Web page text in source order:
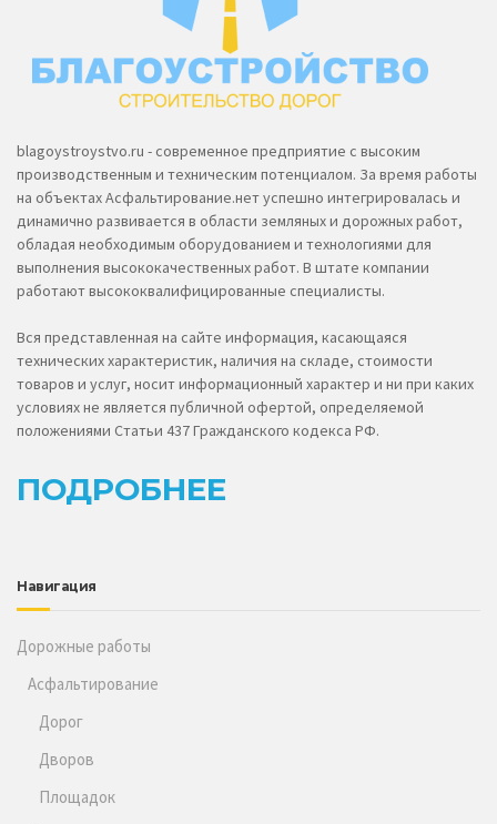
blagoystroystvo.ru - современное предприятие с высоким
производственным и техническим потенциалом. За время работы
на объектах Асфальтирование.нет успешно интегрировалась и
динамично развивается в области земляных и дорожных работ,
обладая необходимым оборудованием и технологиями для
выполнения высококачественных работ. В штате компании
работают высококвалифицированные специалисты.
Вся представленная на сайте информация, касающаяся
технических характеристик, наличия на складе, стоимости
товаров и услуг, носит информационный характер и ни при каких
условиях не является публичной офертой, определяемой
положениями Статьи 437 Гражданского кодекса РФ.
ПОДРОБНЕЕ
Навигация
Дорожные работы
Асфальтирование
Дорог
Дворов
Площадок